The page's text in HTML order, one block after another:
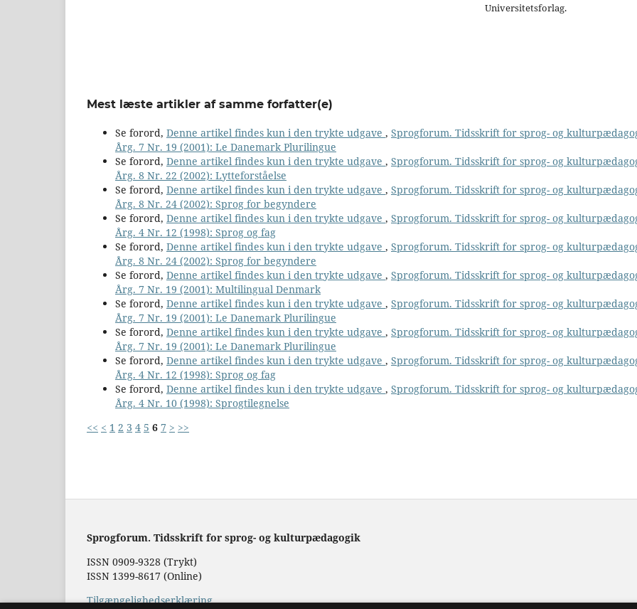
Universitetsforlag.
Mest læste artikler af samme forfatter(e)
Se forord, Denne artikel findes kun i den trykte udgave , Sprogforum. Tidsskrift for sprog- og
Årg. 7 Nr. 19 (2001): Le Danemark Plurilingue
Se forord, Denne artikel findes kun i den trykte udgave , Sprogforum. Tidsskrift for sprog- og
Årg. 8 Nr. 22 (2002): Lytteforståelse
Se forord, Denne artikel findes kun i den trykte udgave , Sprogforum. Tidsskrift for sprog- og
Årg. 8 Nr. 24 (2002): Sprog for begyndere
Se forord, Denne artikel findes kun i den trykte udgave , Sprogforum. Tidsskrift for sprog- og
Årg. 4 Nr. 12 (1998): Sprog og fag
Se forord, Denne artikel findes kun i den trykte udgave , Sprogforum. Tidsskrift for sprog- og
Årg. 8 Nr. 24 (2002): Sprog for begyndere
Se forord, Denne artikel findes kun i den trykte udgave , Sprogforum. Tidsskrift for sprog- og
Årg. 7 Nr. 19 (2001): Multilingual Denmark
Se forord, Denne artikel findes kun i den trykte udgave , Sprogforum. Tidsskrift for sprog- og
Årg. 7 Nr. 19 (2001): Le Danemark Plurilingue
Se forord, Denne artikel findes kun i den trykte udgave , Sprogforum. Tidsskrift for sprog- og
Årg. 7 Nr. 19 (2001): Le Danemark Plurilingue
Se forord, Denne artikel findes kun i den trykte udgave , Sprogforum. Tidsskrift for sprog- og
Årg. 4 Nr. 12 (1998): Sprog og fag
Se forord, Denne artikel findes kun i den trykte udgave , Sprogforum. Tidsskrift for sprog- og
Årg. 4 Nr. 10 (1998): Sprogtilegnelse
<< < 1 2 3 4 5 6 7 > >>
Sprogforum. Tidsskrift for sprog- og kulturpædagogik
ISSN 0909-9328 (Trykt)
ISSN 1399-8617 (Online)
Tilgængelighedserklæring